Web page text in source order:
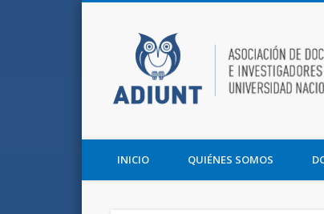
Asociación de Docentes e Investigadores de la
INICIO QUIÉNES SOMOS